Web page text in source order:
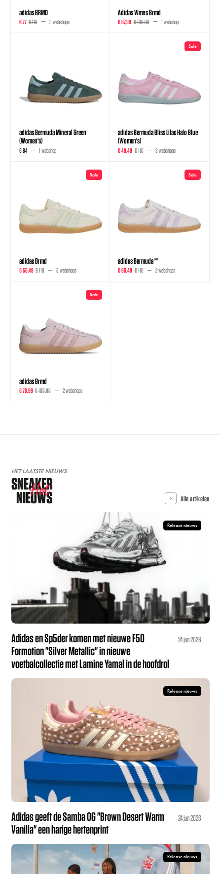
adidas BRMD
€ 77 € 110 3 webshops
Adidas Wmns Brmd
€ 87,99 € 109,99 1 webshop
adidas Bermuda Mineral Green
(Women's)
€ 84 1 webshop
Sale
adidas Bermuda Bliss Lilac Halo Blue
(Women's)
€ 49,49 € 110 3 webshops
Sale
adidas Brmd
€ 55,49 € 110 3 webshops
Sale
adidas Bermuda ""
€ 60,49 € 110 2 webshops
Sale
adidas Brmd
€ 76,99 € 109,99 2 webshops
HET LAATSTE NIEUWS
SNEAKER
NIEUWS
Hot Alle artikelen
Release nieuws
Adidas en Sp5der komen met nieuwe F50
Formotion "Silver Metallic" in nieuwe
voetbalcollectie met Lamine Yamal in de hoofdrol
24 jun 2026
Release nieuws
Adidas geeft de Samba OG "Brown Desert Warm
Vanilla" een harige hertenprint
24 jun 2026
Release nieuws